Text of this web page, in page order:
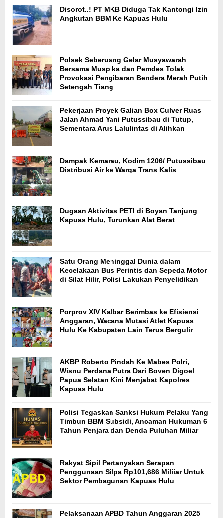
Disorot..! PT MKB Diduga Tak Kantongi Izin
Angkutan BBM Ke Kapuas Hulu
Polsek Seberuang Gelar Musyawarah
Bersama Muspika dan Pemdes Tolak
Provokasi Pengibaran Bendera Merah Putih
Setengah Tiang
Pekerjaan Proyek Galian Box Culver Ruas
Jalan Ahmad Yani Putussibau di Tutup,
Sementara Arus Lalulintas di Alihkan
Dampak Kemarau, Kodim 1206/ Putussibau
Distribusi Air ke Warga Trans Kalis
Dugaan Aktivitas PETI di Boyan Tanjung
Kapuas Hulu, Turunkan Alat Berat
Satu Orang Meninggal Dunia dalam
Kecelakaan Bus Perintis dan Sepeda Motor
di Silat Hilir, Polisi Lakukan Penyelidikan
Porprov XIV Kalbar Berimbas ke Efisiensi
Anggaran, Wacana Mutasi Atlet Kapuas
Hulu Ke Kabupaten Lain Terus Bergulir
AKBP Roberto Pindah Ke Mabes Polri,
Wisnu Perdana Putra Dari Boven Digoel
Papua Selatan Kini Menjabat Kapolres
Kapuas Hulu
Polisi Tegaskan Sanksi Hukum Pelaku Yang
Timbun BBM Subsidi, Ancaman Hukuman 6
Tahun Penjara dan Denda Puluhan Miliar
Rakyat Sipil Pertanyakan Serapan
Penggunaan Silpa Rp101,686 Miliiar Untuk
Sektor Pembagunan Kapuas Hulu
Pelaksanaan APBD Tahun Anggaran 2025